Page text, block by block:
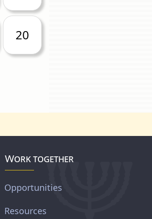
20
Work together
Opportunities
Resources